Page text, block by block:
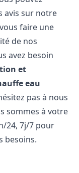
avis sur notre
faire une
de nos
avez besoin
et
eau
pas à nous
sommes à votre
24, 7j/7 pour
besoins.